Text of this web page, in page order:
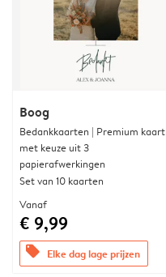
Boog
Bedankkaarten | Premium kaart
met keuze uit 3
papierafwerkingen
Set van 10 kaarten
Vanaf
€ 9,99
offers Elke dag lage prijzen